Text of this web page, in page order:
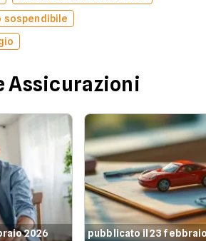
sospendibile
Assicurazioni
2026 pubblicato il 23